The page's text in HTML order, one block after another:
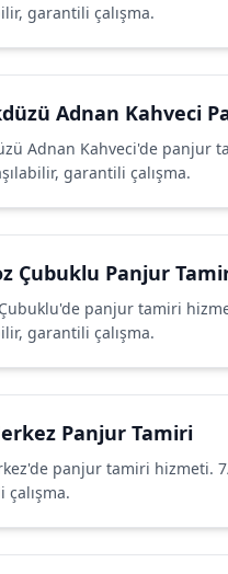
garantili çalışma.
Adnan Kahveci
Adnan Kahveci'de panjur
garantili çalışma.
Çubuklu Panjur
panjur tamiri
garantili çalışma.
Panjur Tamiri
panjur tamiri hizmeti.